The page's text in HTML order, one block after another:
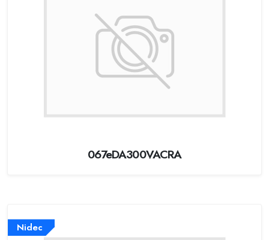
067eDA300VACRA
Nidec